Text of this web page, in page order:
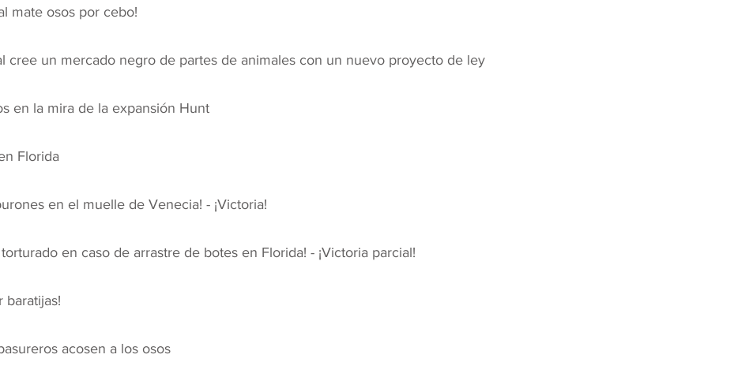
mate osos por cebo!
cree un mercado negro de partes de animales con un nuevo proyecto de ley
en la mira de la expansión Hunt
Florida
en el muelle de Venecia! - ¡Victoria!
en caso de arrastre de botes en Florida! - ¡Victoria parcial!
baratijas!
acosen a los osos